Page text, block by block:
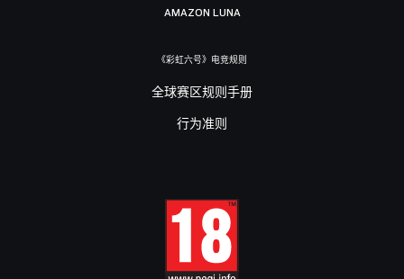
AMAZON LUNA
《彩虹六号》电竞规则
全球赛区规则手册
行为准则